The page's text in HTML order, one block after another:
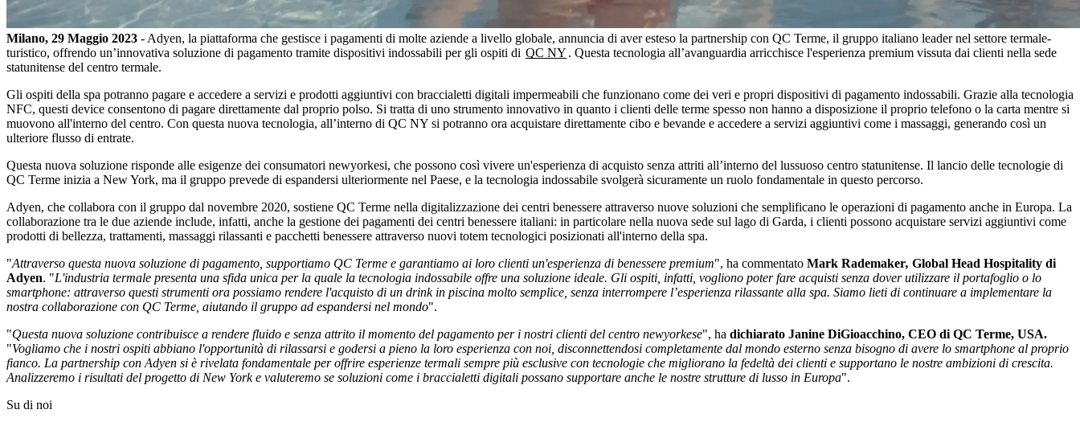
Milano, 29 Maggio 2023 - Adyen, la piattaforma che gestisce i pagamenti di molte aziende a livello globale, annuncia di aver esteso la partnership con QC Terme, il gruppo italiano leader nel settore termale-
turistico, offrendo un’innovativa soluzione di pagamento tramite dispositivi indossabili per gli ospiti di QC NY . Questa tecnologia all’avanguardia arricchisce l'esperienza premium vissuta dai clienti nella sede
statunitense del centro termale.
Gli ospiti della spa potranno pagare e accedere a servizi e prodotti aggiuntivi con braccialetti digitali impermeabili che funzionano come dei veri e propri dispositivi di pagamento indossabili. Grazie alla tecnologia
NFC, questi device consentono di pagare direttamente dal proprio polso. Si tratta di uno strumento innovativo in quanto i clienti delle terme spesso non hanno a disposizione il proprio telefono o la carta mentre si
muovono all'interno del centro. Con questa nuova tecnologia, all’interno di QC NY si potranno ora acquistare direttamente cibo e bevande e accedere a servizi aggiuntivi come i massaggi, generando così un
ulteriore flusso di entrate.
Questa nuova soluzione risponde alle esigenze dei consumatori newyorkesi, che possono così vivere un'esperienza di acquisto senza attriti all’interno del lussuoso centro statunitense. Il lancio delle tecnologie di
QC Terme inizia a New York, ma il gruppo prevede di espandersi ulteriormente nel Paese, e la tecnologia indossabile svolgerà sicuramente un ruolo fondamentale in questo percorso.
Adyen, che collabora con il gruppo dal novembre 2020, sostiene QC Terme nella digitalizzazione dei centri benessere attraverso nuove soluzioni che semplificano le operazioni di pagamento anche in Europa. La
collaborazione tra le due aziende include, infatti, anche la gestione dei pagamenti dei centri benessere italiani: in particolare nella nuova sede sul lago di Garda, i clienti possono acquistare servizi aggiuntivi come
prodotti di bellezza, trattamenti, massaggi rilassanti e pacchetti benessere attraverso nuovi totem tecnologici posizionati all'interno della spa.
"Attraverso questa nuova soluzione di pagamento, supportiamo QC Terme e garantiamo ai loro clienti un'esperienza di benessere premium", ha commentato Mark Rademaker, Global Head Hospitality di
Adyen. "L'industria termale presenta una sfida unica per la quale la tecnologia indossabile offre una soluzione ideale. Gli ospiti, infatti, vogliono poter fare acquisti senza dover utilizzare il portafoglio o lo
smartphone: attraverso questi strumenti ora possiamo rendere l'acquisto di un drink in piscina molto semplice, senza interrompere l’esperienza rilassante alla spa. Siamo lieti di continuare a implementare la
nostra collaborazione con QC Terme, aiutando il gruppo ad espandersi nel mondo".
"Questa nuova soluzione contribuisce a rendere fluido e senza attrito il momento del pagamento per i nostri clienti del centro newyorkese", ha dichiarato Janine DiGioacchino, CEO di QC Terme, USA.
"Vogliamo che i nostri ospiti abbiano l'opportunità di rilassarsi e godersi a pieno la loro esperienza con noi, disconnettendosi completamente dal mondo esterno senza bisogno di avere lo smartphone al proprio
fianco. La partnership con Adyen si è rivelata fondamentale per offrire esperienze termali sempre più esclusive con tecnologie che migliorano la fedeltà dei clienti e supportano le nostre ambizioni di crescita.
Analizzeremo i risultati del progetto di New York e valuteremo se soluzioni come i braccialetti digitali possano supportare anche le nostre strutture di lusso in Europa".
Su di noi